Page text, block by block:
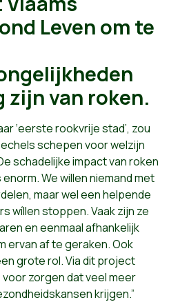
Leven om te
zijn van roken.
‘eerste rookvrije stad’, zou
schepen voor welzijn
schadelijke impact van roken
We willen niemand met
maar wel een helpende
wíllen stoppen. Vaak zijn ze
en eenmaal afhankelijk
ervan af te geraken. Ook
grote rol. Via dit project
zorgen dat veel meer
krijgen.”